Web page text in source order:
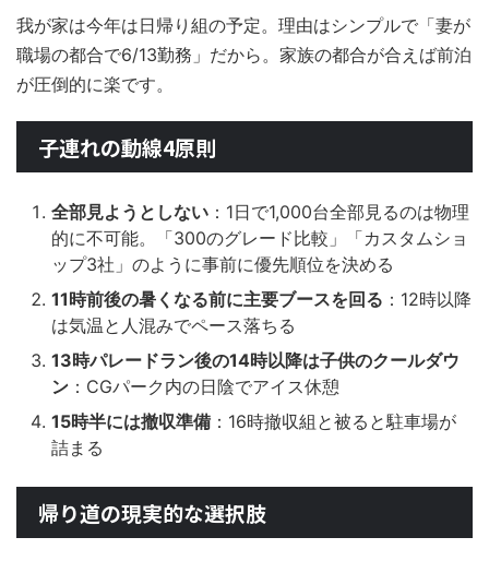
我が家は今年は日帰り組の予定。理由はシンプルで「妻が
職場の都合で6/13勤務」だから。家族の都合が合えば前泊
が圧倒的に楽です。
子連れの動線4原則
全部見ようとしない ：1日で1,000台全部見るのは物理
的に不可能。「300のグレード比較」「カスタムショ
ップ3社」のように事前に優先順位を決める
11時前後の暑くなる前に主要ブースを回る ：12時以降
は気温と人混みでペース落ちる
13時パレードラン後の14時以降は子供のクールダウ
ン ：CGパーク内の日陰でアイス休憩
15時半には撤収準備 ：16時撤収組と被ると駐車場が
詰まる
帰り道の現実的な選択肢